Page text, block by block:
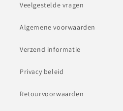
Veelgestelde vragen
Algemene voorwaarden
Verzend informatie
Privacy beleid
Retourvoorwaarden